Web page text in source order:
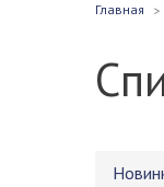
Главная